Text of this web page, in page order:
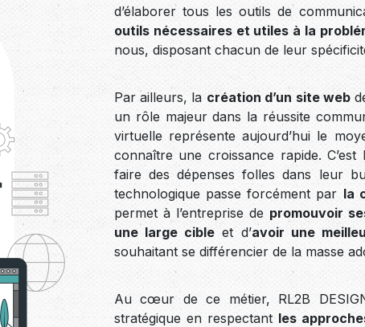
d’élaborer tous les outils de
outils nécessaires et utiles à la
nous, disposant chacun de leur
Par ailleurs, la création d’un site web
un rôle majeur dans la réussite
virtuelle représente aujourd’hui le
connaître une croissance rapide.
faire des dépenses folles dans leur
technologique passe forcément par la
permet à l’entreprise de promouvoir
une large cible et d’avoir une
souhaitant se différencier de la masse
Au cœur de ce métier, RL2B
stratégique en respectant les